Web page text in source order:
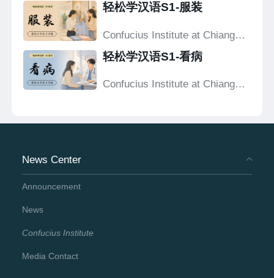
轻松学汉语S1-服装
Confucius Institute at Chiang
轻松学汉语S1-看病
Confucius Institute at Chiang
News Center
Announcement
News
Confucius Institute
Media Contact